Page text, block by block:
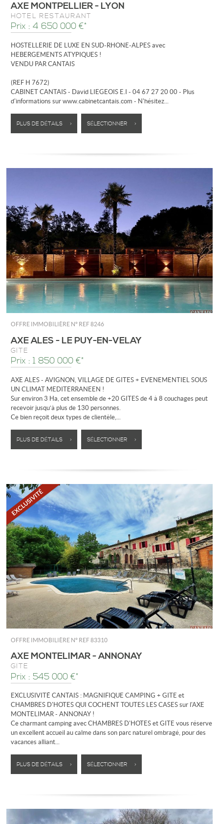
AXE MONTPELLIER - LYON
HÔTEL RESTAURANT
Prix : 4 650 000 €*
HOSTELLERIE DE LUXE EN SUD-RHONE-ALPES avec
HEBERGEMENTS ATYPIQUES !
VENDU PAR CANTAIS
(REF H 7672)
CABINET CANTAIS - David LIEGEOIS E.I - 04 67 27 20 00 - Plus
d'informations sur www.cabinetcantais.com - N'hésitez...
PLUS DE DÉTAILS > SÉLECTIONNER >
OFFRE IMMOBILIÈRE N° REF 8246
AXE ALES - LE PUY-EN-VELAY
GÎTE
Prix : 1 850 000 €*
AXE ALES - AVIGNON, VILLAGE DE GITES + EVENEMENTIEL SOUS
UN CLIMAT MEDITERRANEEN !
Sur environ 3 Ha, cet ensemble de +20 GITES de 4 à 8 couchages peut
recevoir jusqu’à plus de 130 personnes.
Ce bien reçoit deux types de clientèle,...
PLUS DE DÉTAILS > SÉLECTIONNER >
OFFRE IMMOBILIÈRE N° REF 83310
AXE MONTELIMAR - ANNONAY
GÎTE
Prix : 545 000 €*
EXCLUSIVITÉ CANTAIS : MAGNIFIQUE CAMPING + GITE et
CHAMBRES D'HOTES QUI COCHENT TOUTES LES CASES sur l'AXE
MONTELIMAR - ANNONAY !
Ce charmant camping avec CHAMBRES D'HOTES et GITE vous réserve
un excellent accueil au calme dans son parc naturel ombragé, pour des
vacances alliant...
PLUS DE DÉTAILS > SÉLECTIONNER >